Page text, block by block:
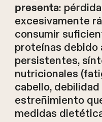
presenta:
excesivamente
consumir
proteínas debido
persistentes,
nutricionales
cabello, debilidad
estreñimiento
medidas